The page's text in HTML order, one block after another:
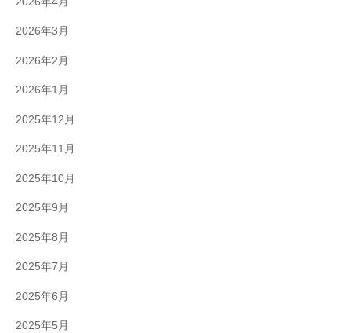
2026年3月
2026年2月
2026年1月
2025年12月
2025年11月
2025年10月
2025年9月
2025年8月
2025年7月
2025年6月
2025年5月